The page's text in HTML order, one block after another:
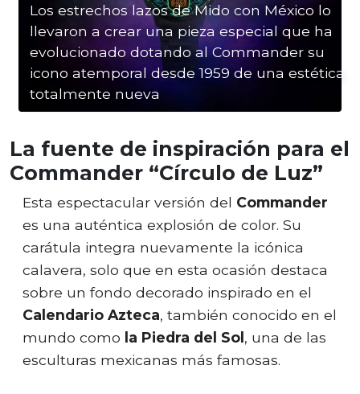
Los estrechos lazos de Mido con México lo
llevaron a crear una pieza especial que ha
evolucionado dotando al Commander su
icono atemporal desde 1959 de una estética
totalmente nueva
La fuente de inspiración para el
Commander “Círculo de Luz”
Esta espectacular versión del Commander
es una auténtica explosión de color. Su
carátula integra nuevamente la icónica
calavera, solo que en esta ocasión destaca
sobre un fondo decorado inspirado en el
Calendario Azteca, también conocido en el
mundo como la Piedra del Sol, una de las
esculturas mexicanas más famosas.